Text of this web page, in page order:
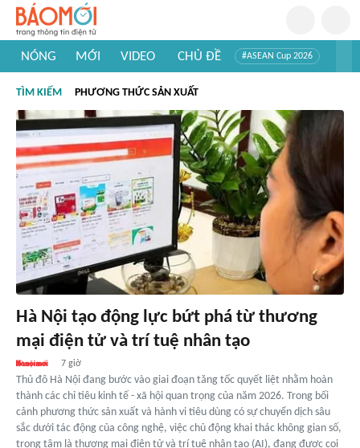
NÓNG MỚI VIDEO CHỦ ĐỀ #ASEAN Cup 2026
#Khám phá thế giới
TÌM KIẾM PHƯƠNG THỨC SẢN XUẤT
Hà Nội tạo động lực bứt phá từ thương
mại điện tử và trí tuệ nhân tạo
7 giờ
Thủ đô Hà Nội đang bước vào giai đoạn tăng tốc quyết liệt nhằm hoàn
thành các chỉ tiêu kinh tế - xã hội quan trọng của năm 2026. Trong bối
cảnh phương thức sản xuất và hành vi tiêu dùng có sự chuyển dịch sâu
sắc dưới tác động của công nghệ, việc chủ động khai thác không gian số,
trọng tâm là thương mại điện tử và trí tuệ nhân tạo (AI), đang được coi